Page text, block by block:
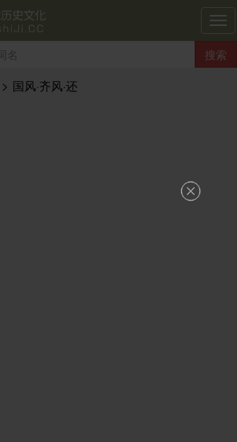
古
诗
集
搜索
> 国风·齐风·还